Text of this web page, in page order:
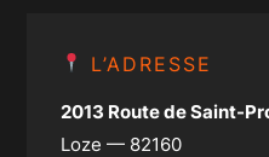
L’ADRESSE
2013 Route de Saint-
Loze — 82160